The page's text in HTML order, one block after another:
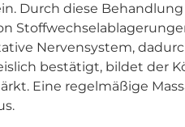
Durch diese
Nervensystem,
bestätigt, bildet der
Eine regelmäßige